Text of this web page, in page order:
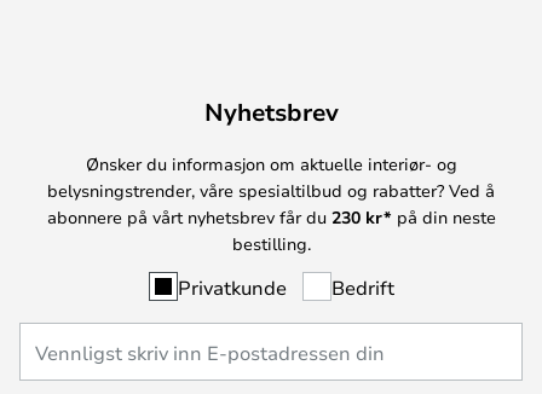
Nyhetsbrev
Ønsker du informasjon om aktuelle interiør- og
belysningstrender, våre spesialtilbud og rabatter? Ved å
abonnere på vårt nyhetsbrev får du 230 kr* på din neste
bestilling.
Privatkunde Bedrift